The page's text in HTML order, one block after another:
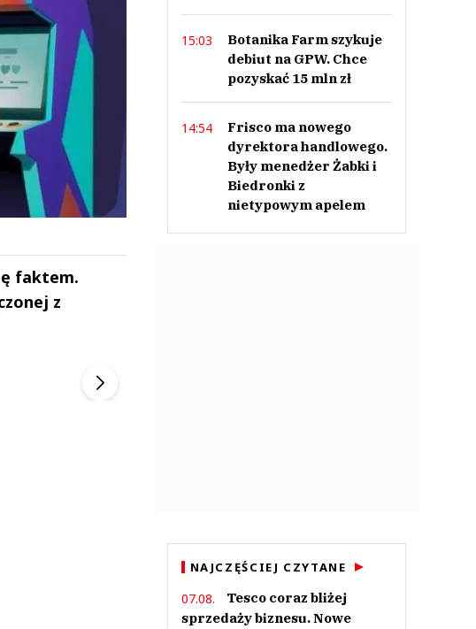
faktem.
z
15:03
Botanika Farm szykuje
debiut na GPW. Chce
pozyskać 15 mln zł
14:54
Frisco ma nowego
dyrektora handlowego.
Były menedżer Żabki i
Biedronki z
nietypowym apelem
NAJCZĘŚCIEJ CZYTANE
07.08.
Tesco coraz bliżej
sprzedaży biznesu. Nowe